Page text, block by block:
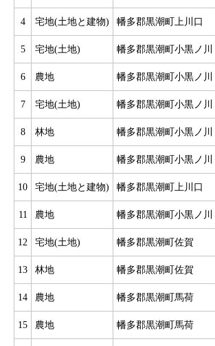
4 宅地(土地と建物) 幡多郡黒潮町上川口
5 宅地(土地) 幡多郡黒潮町小黒ノ川
6 農地 幡多郡黒潮町小黒ノ川
7 宅地(土地) 幡多郡黒潮町小黒ノ川
8 林地 幡多郡黒潮町小黒ノ川
9 農地 幡多郡黒潮町小黒ノ川
10 宅地(土地と建物) 幡多郡黒潮町上川口
11 農地 幡多郡黒潮町小黒ノ川
12 宅地(土地) 幡多郡黒潮町佐賀
13 林地 幡多郡黒潮町佐賀
14 農地 幡多郡黒潮町馬荷
15 農地 幡多郡黒潮町馬荷